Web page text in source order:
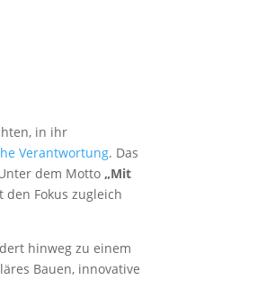
in ihr
Verantwortung. Das
dem Motto„Mit
Fokus zugleich
hinweg zu einem
Bauen, innovative